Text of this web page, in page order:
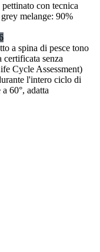
con tecnica
melange: 90%
a spina di pesce tono
senza
Cycle Assessment)
l'intero ciclo di
60°, adatta